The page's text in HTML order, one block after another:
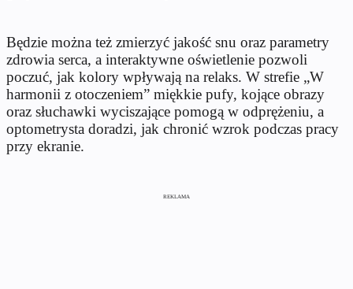
Będzie można też zmierzyć jakość snu oraz parametry
zdrowia serca, a interaktywne oświetlenie pozwoli
poczuć, jak kolory wpływają na relaks. W strefie „W
harmonii z otoczeniem” miękkie pufy, kojące obrazy
oraz słuchawki wyciszające pomogą w odprężeniu, a
optometrysta doradzi, jak chronić wzrok podczas pracy
przy ekranie.
REKLAMA